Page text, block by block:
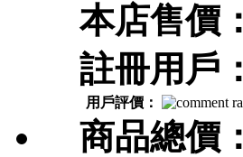
本店售價：
註冊用戶：
用戶評價：
商品總價：